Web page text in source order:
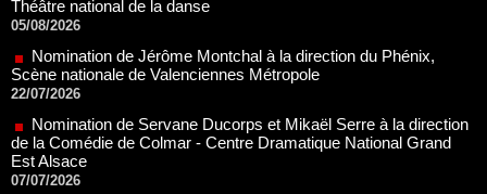
Nomination de Jérôme Montchal à la direction du Phénix,
Scène nationale de Valenciennes Métropole
22/07/2026
Nomination de Servane Ducorps et Mikaël Serre à la direction
de la Comédie de Colmar - Centre Dramatique National Grand
Est Alsace
07/07/2026
Thomas Jolly et Laëtitia Guédon nommés à la direction du
TNP